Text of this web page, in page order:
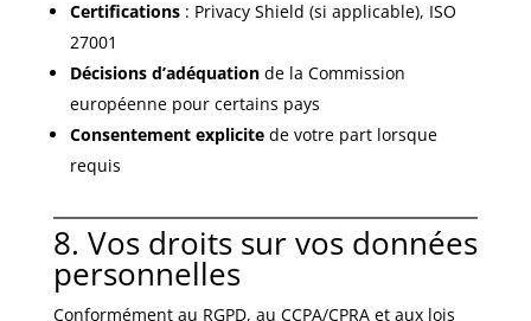
Certifications: Privacy Shield (si applicable), ISO
27001
Décisions d’adéquationde la Commission
européenne pour certains pays
Consentement explicitede votre part lorsque
requis
8. Vos droits sur vos données
personnelles
Conformément au RGPD, au CCPA/CPRA et aux lois